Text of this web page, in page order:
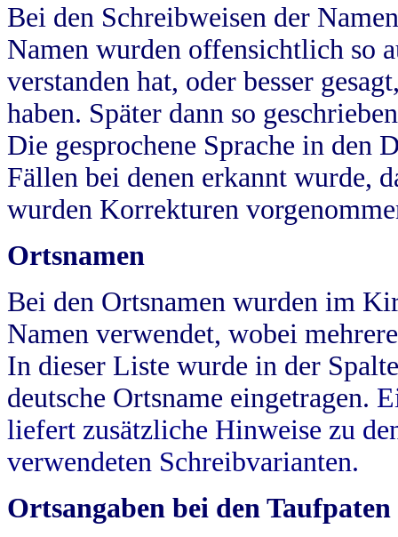
Bei den Schreibweisen der
Namen wurden offensichtlich so
verstanden hat, oder besser
haben. Später dann so
Die gesprochene Sprache in
Fällen bei denen erkannt wurde,
wurden Korrekturen
Ortsnamen
Bei den Ortsnamen wurden im
Namen verwendet, wobei
In dieser Liste wurde in der
deutsche Ortsname eingetragen.
liefert zusätzliche Hinweise zu
verwendeten Schreibvarianten.
Ortsangaben bei den Taufpaten